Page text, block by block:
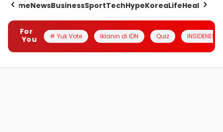
HomeNewsBusinessSportTechHypeKoreaLifeHealth
For
You
# Yuk Vote Iklanin di IDN Quiz INSIDENESIA